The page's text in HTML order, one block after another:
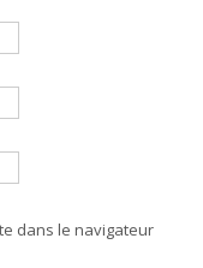
dans le navigateur